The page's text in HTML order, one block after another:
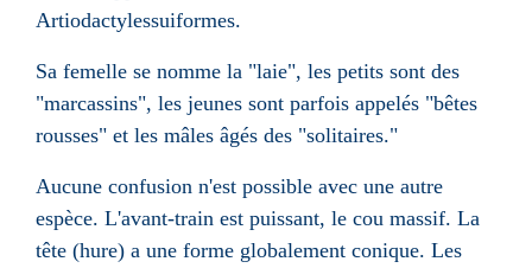
Artiodactylessuiformes.
Sa femelle se nomme la "laie", les petits sont des
"marcassins", les jeunes sont parfois appelés "bêtes
rousses" et les mâles âgés des "solitaires."
Aucune confusion n'est possible avec une autre
espèce. L'avant-train est puissant, le cou massif. La
tête (hure) a une forme globalement conique. Les